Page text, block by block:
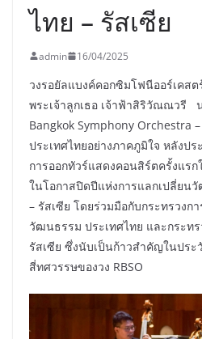
ไทย – รัสเซีย
admin 16/04/2025
วงรอยัลแบงค์คอกซิมโฟนีออร์เคส
พระเจ้าลูกเธอ เจ้าฟ้าสิริวัณณวรี
Bangkok Symphony Orchestra
ประเทศไทยอย่างภาคภูมิใจ หลังปร
การออกทัวร์แสดงคอนสิร์ตครั้งแร
ในโอกาสปิดปีแห่งการแลกเปลี่ยน
– รัสเซีย โดยร่วมมือกับกระทรวงก
วัฒนธรรม ประเทศไทย และกระท
รัสเซีย ซึ่งนับเป็นก้าวสำคัญในปร
สี่ทศวรรษของวง RBSO